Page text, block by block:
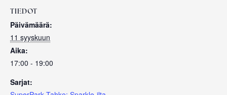
TIEDOT
Päivämäärä:
11 syyskuun
Aika:
17:00 - 19:00
Sarjat: